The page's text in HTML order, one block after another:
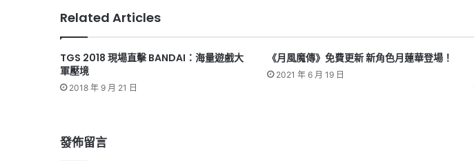
Related Articles
TGS 2018 現場直擊 BANDAI：海量遊戲大
軍壓境
2018 年 9 月 21 日
《月風魔傳》免費更新 新角色月蓮華登場！
2021 年 6 月 19 日
發佈留言